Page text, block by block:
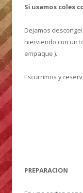
Si usamos coles
Dejamos
hierviendo con un
empaque ).
Escurrimos y
PREPARACION